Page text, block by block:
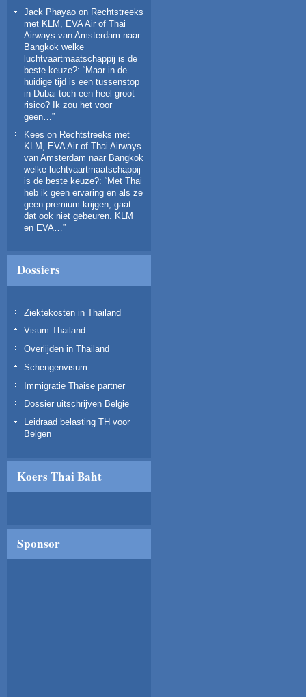
Jack Phayao on Rechtstreeks
met KLM, EVA Air of Thai
Airways van Amsterdam naar
Bangkok welke
luchtvaartmaatschappij is de
beste keuze?: “Maar in de
huidige tijd is een tussenstop
in Dubai toch een heel groot
risico? Ik zou het voor
geen… ”
Kees on Rechtstreeks met
KLM, EVA Air of Thai Airways
van Amsterdam naar Bangkok
welke luchtvaartmaatschappij
is de beste keuze?: “Met Thai
heb ik geen ervaring en als ze
geen premium krijgen, gaat
dat ook niet gebeuren. KLM
en EVA… ”
Dossiers
Ziektekosten in Thailand
Visum Thailand
Overlijden in Thailand
Schengenvisum
Immigratie Thaise partner
Dossier uitschrijven Belgie
Leidraad belasting TH voor
Belgen
Koers Thai Baht
Sponsor